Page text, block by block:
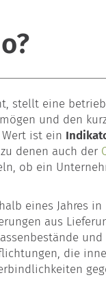
stellt eine
und den
ist ein
denen auch der
ob ein
eines Jahres
aus
und
die